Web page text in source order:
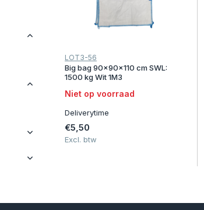
LOT3-56
Big bag 90x90x110 cm SWL:
1500 kg Wit 1M3
Niet op voorraad
Deliverytime
€5,50
Excl. btw